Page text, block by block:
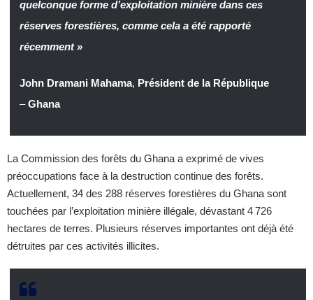
quelconque forme d’exploitation minière dans ces
réserves forestières, comme cela a été rapporté
récemment »
John Dramani Mahama, Président de la République
–Ghana
La Commission des forêts du Ghana a exprimé de vives
préoccupations face à la destruction continue des forêts.
Actuellement, 34 des 288 réserves forestières du Ghana sont
touchées par l’exploitation minière illégale, dévastant 4 726
hectares de terres. Plusieurs réserves importantes ont déjà été
détruites par ces activités illicites.